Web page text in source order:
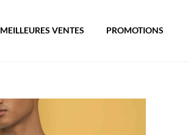
MEILLEURES VENTES PROMOTIONS